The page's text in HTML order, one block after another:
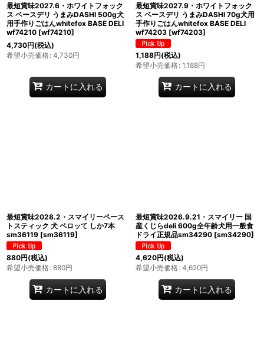
最短賞味2027.6・ホワイトフォック
ス ベースデリ うまみDASHI 500g犬
用手作りごはんwhitefox BASE DELI
wf74210 [wf74210]
4,730円(税込)
希望小売価格: 4,730円
カートに入れる
最短賞味2027.9・ホワイトフォック
ス ベースデリ うまみDASHI 70g犬用
手作りごはんwhitefox BASE DELI
wf74203 [wf74203]
1,188円(税込)
希望小売価格: 1,188円
カートに入れる
最短賞味2028.2・スマイリーペース
トスティック 犬 ペロッて しか7本
sm36119 [sm36119]
880円(税込)
希望小売価格: 880円
カートに入れる
最短賞味2026.9.21・スマイリー 国
産くじらdeli 600g全年齢犬用一般食
ドライ正規品sm34290 [sm34290]
4,620円(税込)
希望小売価格: 4,620円
カートに入れる